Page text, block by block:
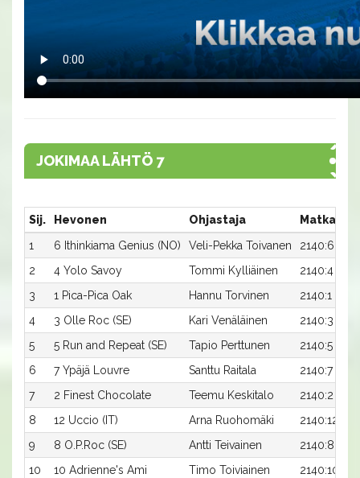
JOKIMAA LÄHTÖ 7
Sij. Hevonen Ohjastaja
1
6 Ithinkiama Genius (NO) Veli-Pekka Toivanen
2140:6
2
4 Yolo Savoy Tommi Kylliäinen
2140:4
3
1 Pica-Pica Oak Hannu Torvinen
2140:1
4
3 Olle Roc (SE) Kari Venäläinen
2140:3
5
5 Run and Repeat (SE) Tapio Perttunen
2140:5
6
7 Ypäjä Louvre Santtu Raitala
2140:7
7
2 Finest Chocolate Teemu Keskitalo
2140:2
8
12 Uccio (IT) Arna Ruohomäki
2140:12
9
8 O.P.Roc (SE) Antti Teivainen
2140:8
10
10 Adrienne's Ami Timo Toiviainen 2140:10